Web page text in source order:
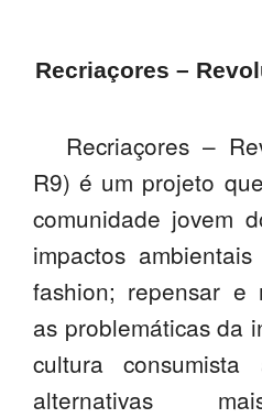
Oferta formativa
ESAQ sem Bullying
Clubes Escolares
Matrículas
@parlamentodosjovens_esaq
Recriaçores –
Recriaçores –
R9) é um projeto
comunidade jovem
impactos
fashion; repensar e
as problemáticas da
cultura consumista
alternativas